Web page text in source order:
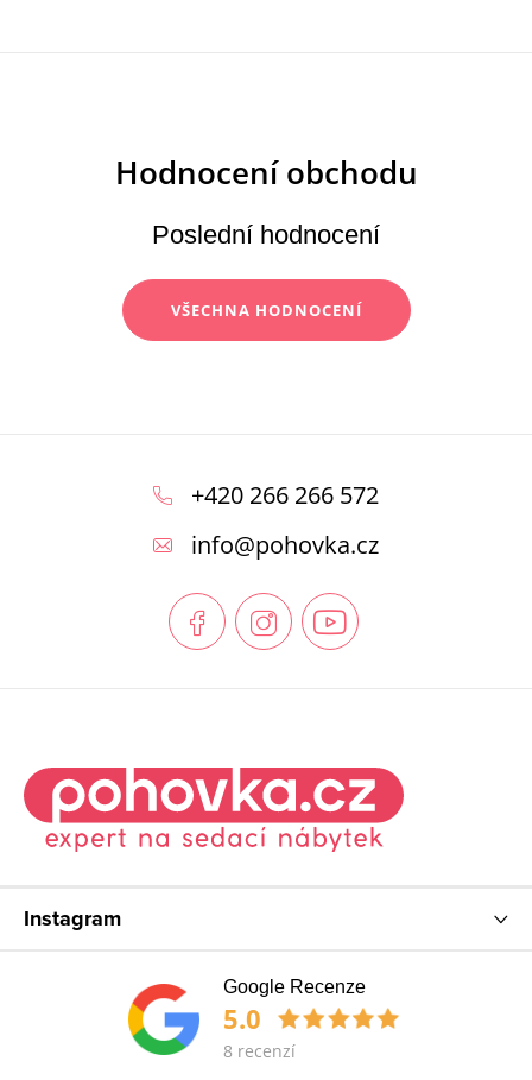
Poslední hodnocení
VŠECHNA HODNOCENÍ
+420 266 266 572
info@pohovka.cz
Instagram
Google Recenze
5.0
8 recenzí